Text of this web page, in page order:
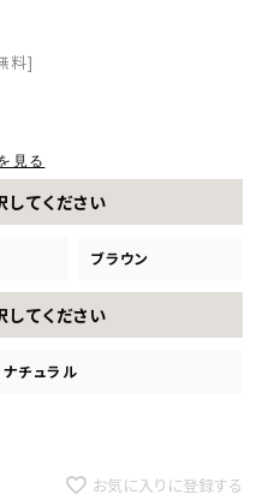
料]
見る
してください
ブラウン
してください
ナチュラル
お気に入りに登録する